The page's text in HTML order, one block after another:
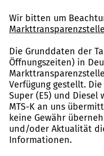
Wir bitten um
Die Grunddaten der
Öffnungszeiten) in
Verfügung gestellt.
Super (E5) und
MTS-K an uns
keine Gewähr
und/oder Aktualität
Informationen.